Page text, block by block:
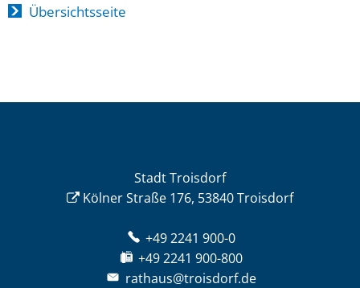
Übersichtsseite
Stadt Troisdorf
Kölner Straße 176, 53840 Troisdorf
+49 2241 900-0
+49 2241 900-800
rathaus@troisdorf.de